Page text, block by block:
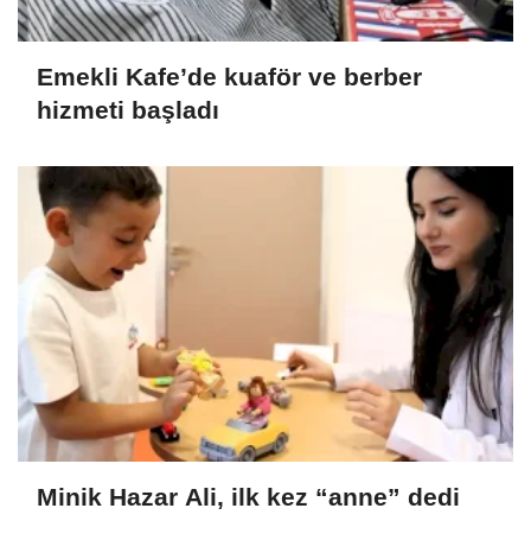
Emekli Kafe’de kuaför ve berber
hizmeti başladı
Minik Hazar Ali, ilk kez “anne” dedi